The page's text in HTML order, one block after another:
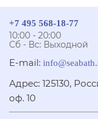
+7 495 568-18-77
E-mail:
Адрес: 125130,
оф. 10
10:00 - 20:00
Сб - Вс: Выходной